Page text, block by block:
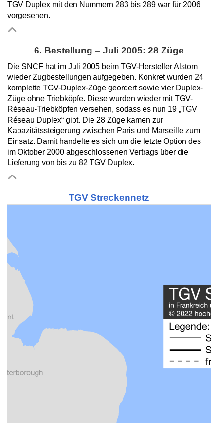
TGV Duplex mit den Nummern 283 bis 289 war für 2006
vorgesehen.
6. Bestellung – Juli 2005: 28 Züge
Die SNCF hat im Juli 2005 beim TGV-Hersteller Alstom
wieder Zugbestellungen aufgegeben. Konkret wurden 24
komplette TGV-Duplex-Züge geordert sowie vier Duplex-
Züge ohne Triebköpfe. Diese wurden wieder mit TGV-
Réseau-Triebköpfen versehen, sodass es nun 19 „TGV
Réseau Duplex“ gibt. Die 28 Züge kamen zur
Kapazitätssteigerung zwischen Paris und Marseille zum
Einsatz. Damit handelte es sich um die letzte Option des
im Oktober 2000 abgeschlossenen Vertrags über die
Lieferung von bis zu 82 TGV Duplex.
TGV Streckennetz